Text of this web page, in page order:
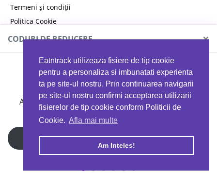
Eatntrack utilizeaza fisiere de tip cookie
pentru a personaliza si imbunatati experienta
ta pe site-ul nostru. Prin continuarea navigarii
pe site-ul nostru confirmi acceptarea utilizarii
fisierelor de tip cookie conform Politicii de
Cookie. Afla mai multe
Am Inteles!
Termeni și condiții
Politica Cookie
Politica de confidențialitate
Copyright © 2026 EAT & TRACK S.R.L
CODURI DE REDUCERE ×
MYPROTEIN
Ai 40%reducere la orice comandă folosind codul
EATTRACK
Profită acum